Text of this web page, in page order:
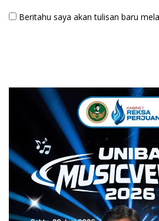
Beritahu saya akan tulisan baru